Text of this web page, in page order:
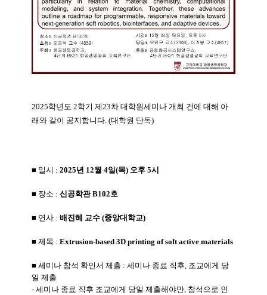
2025학년도 2학기 제23차 대학원세미나 개최 건에 대해 아
래와 같이 공지합니다. (대학원 단독)
■ 일시 : 2025년 12월 4일(목) 오후 5시
■ 장소 : 신공학관 B102호
■ 연사 : 배진혜 교수 (중앙대학교)
■ 제목 : Extrusion-based 3D printing ofsoft active materials
■ 세미나 참석 확인서 제출 : 세미나 종료 직후, 조교에게 당
일 제출
- 세미나 종료 직후 조교에게 당일 제출해야만, 참석으로 인